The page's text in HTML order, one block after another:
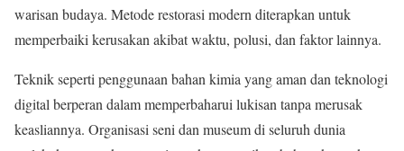
warisan budaya. Metode restorasi modern diterapkan untuk
memperbaiki kerusakan akibat waktu, polusi, dan faktor lainnya.
Teknik seperti penggunaan bahan kimia yang aman dan teknologi
digital berperan dalam memperbaharui lukisan tanpa merusak
keasliannya. Organisasi seni dan museum di seluruh dunia